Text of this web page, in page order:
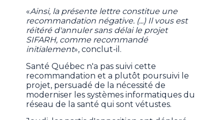
«Ainsi, la présente lettre constitue une
recommandation négative. (...) Il vous est
réitéré d'annuler sans délai le projet
SIFARH, comme recommandé
initialement», conclut-il.
Santé Québec n'a pas suivi cette
recommandation et a plutôt poursuivi le
projet, persuadé de la nécessité de
moderniser les systèmes informatiques du
réseau de la santé qui sont vétustes.